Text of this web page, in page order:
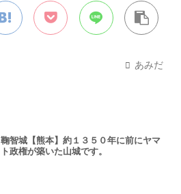
あみだ
鞠智城【熊本】約１３５０年に前にヤマ
ト政権が築いた山城です。